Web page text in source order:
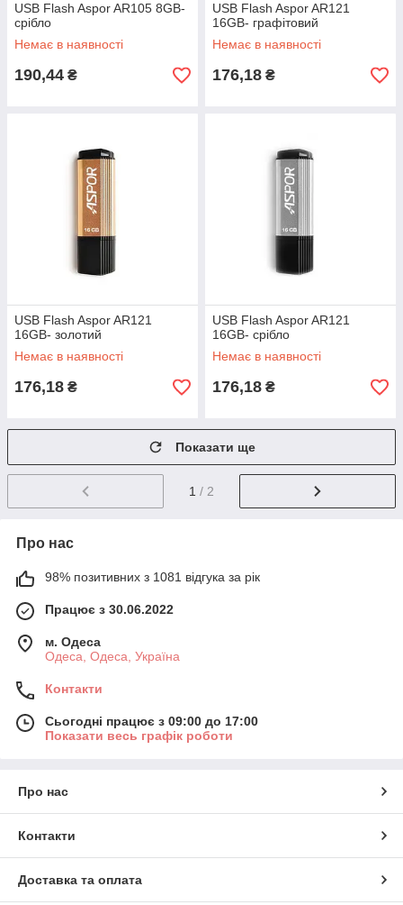
USB Flash Aspor AR105 8GB-
срібло
Немає в наявності
190,44 ₴
USB Flash Aspor AR121
16GB- графітовий
Немає в наявності
176,18 ₴
USB Flash Aspor AR121
16GB- золотий
Немає в наявності
176,18 ₴
USB Flash Aspor AR121
16GB- срібло
Немає в наявності
176,18 ₴
Показати ще
1 / 2
Про нас
98% позитивних з 1081 відгука за рік
Працює з 30.06.2022
м. Одеса
Одеса, Одеса, Україна
Контакти
Сьогодні працює з 09:00 до 17:00
Показати весь графік роботи
Про нас
Контакти
Доставка та оплата